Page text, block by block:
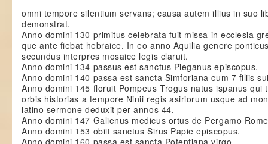
omni tempore silentium servans; causa autem illius in suo
demonstrat.
Anno domini 130 primitus celebrata fuit missa in ecclesia
que ante fiebat hebraice. In eo anno Aquilia genere
secundus interpres mosaice legis claruit.
Anno domini 134 passus est sanctus Pieganus episcopus.
Anno domini 140 passa est sancta Simforiana cum 7 filiis
Anno domini 145 floruit Pompeus Trogus natus ispanus qui
orbis historias a tempore Ninii regis asiriorum usque ad
latino sermone deduxit per annos 44.
Anno domini 147 Galienus medicus ortus de Pergamo
Anno domini 153 obiit sanctus Sirus Papie episcopus.
Anno domini 160 passa est sancta Potentiana virgo.